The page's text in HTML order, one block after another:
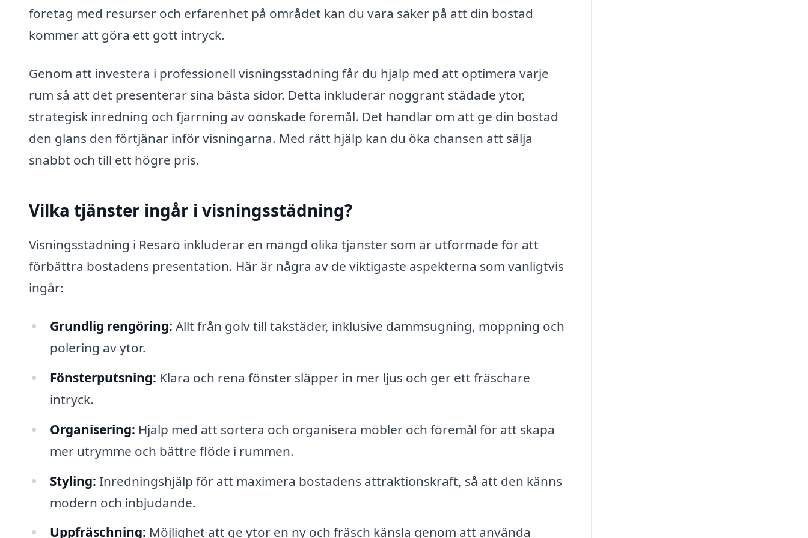
företag med resurser och erfarenhet på området kan du vara säker på att din bostad
kommer att göra ett gott intryck.
Genom att investera i professionell visningsstädning får du hjälp med att optimera varje
rum så att det presenterar sina bästa sidor. Detta inkluderar noggrant städade ytor,
strategisk inredning och fjärrning av oönskade föremål. Det handlar om att ge din bostad
den glans den förtjänar inför visningarna. Med rätt hjälp kan du öka chansen att sälja
snabbt och till ett högre pris.
Vilka tjänster ingår i visningsstädning?
Visningsstädning i Resarö inkluderar en mängd olika tjänster som är utformade för att
förbättra bostadens presentation. Här är några av de viktigaste aspekterna som vanligtvis
ingår:
Grundlig rengöring: Allt från golv till takstäder, inklusive dammsugning, moppning och
polering av ytor.
Fönsterputsning: Klara och rena fönster släpper in mer ljus och ger ett fräschare
intryck.
Organisering: Hjälp med att sortera och organisera möbler och föremål för att skapa
mer utrymme och bättre flöde i rummen.
Styling: Inredningshjälp för att maximera bostadens attraktionskraft, så att den känns
modern och inbjudande.
Uppfräschning: Möjlighet att ge ytor en ny och fräsch känsla genom att använda